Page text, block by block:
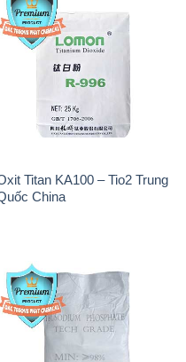
Titan KA100 – Tio2 Trung
China